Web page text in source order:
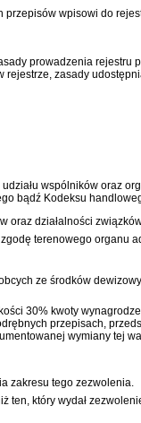
wpisowi do
prowadzenia
zasady
wspólników oraz
bądź Kodeksu
działalności
terenowego organu
ze środków
30% kwoty
przepisach,
wymiany tej
zakresu tego zezwolenia.
ten, który wydał